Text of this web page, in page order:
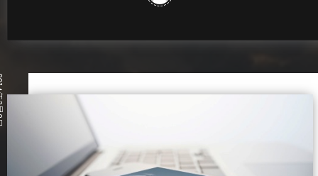
日